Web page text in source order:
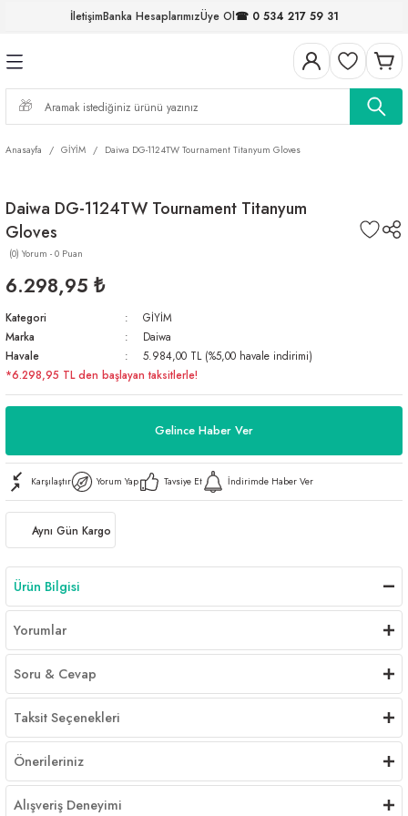
İletişimBanka HesaplarımızÜye Ol☎ 0 534 217 59 31
Geri Dön
Geri Dön
Geri Dön
MİSİNALAR
Geri Dön
FIRDÖNDÜLER
Geri Dön
Geri Dön
Geri Dön
Geri Dön
Anasayfa GİYİM Daiwa DG-1124TW Tournament Titanyum Gloves
Daiwa DG-1124TW Tournament Titanyum
Gloves
(0) Yorum - 0 Puan
6.298,95 ₺
Kategori
GİYİM
Marka
Daiwa
Havale
5.984,00 TL (%5,00 havale indirimi)
*6.298,95 TL den başlayan taksitlerle!
Gelince Haber Ver
Karşılaştır Yorum Yap Tavsiye Et İndirimde Haber Ver
Aynı Gün Kargo
Ürün Bilgisi
Yorumlar
Soru & Cevap
Taksit Seçenekleri
Önerileriniz
Alışveriş Deneyimi